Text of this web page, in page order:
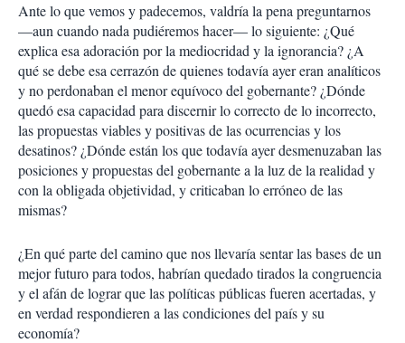
Ante lo que vemos y padecemos, valdría la pena preguntarnos
—aun cuando nada pudiéremos hacer— lo siguiente: ¿Qué
explica esa adoración por la mediocridad y la ignorancia? ¿A
qué se debe esa cerrazón de quienes todavía ayer eran analíticos
y no perdonaban el menor equívoco del gobernante? ¿Dónde
quedó esa capacidad para discernir lo correcto de lo incorrecto,
las propuestas viables y positivas de las ocurrencias y los
desatinos? ¿Dónde están los que todavía ayer desmenuzaban las
posiciones y propuestas del gobernante a la luz de la realidad y
con la obligada objetividad, y criticaban lo erróneo de las
mismas?
¿En qué parte del camino que nos llevaría sentar las bases de un
mejor futuro para todos, habrían quedado tirados la congruencia
y el afán de lograr que las políticas públicas fueren acertadas, y
en verdad respondieren a las condiciones del país y su
economía?